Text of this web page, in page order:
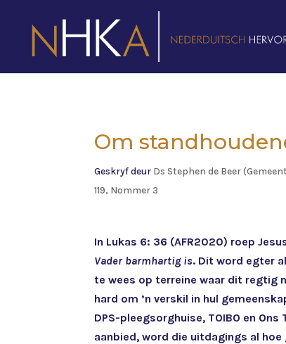
Om
Geskryf deur Ds Stephen de Beer
119, Nommer 3
In Lukas 6: 36 (AFR2020) roep
Vader barmhartig is. Dit word egter
te wees op terreine waar dit regtig
hard om ’n verskil in hul
DPS-pleegsorghuise, TOIBO en
aanbied, word die uitdagings al